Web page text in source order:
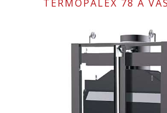
TERMOPALEX 78 A